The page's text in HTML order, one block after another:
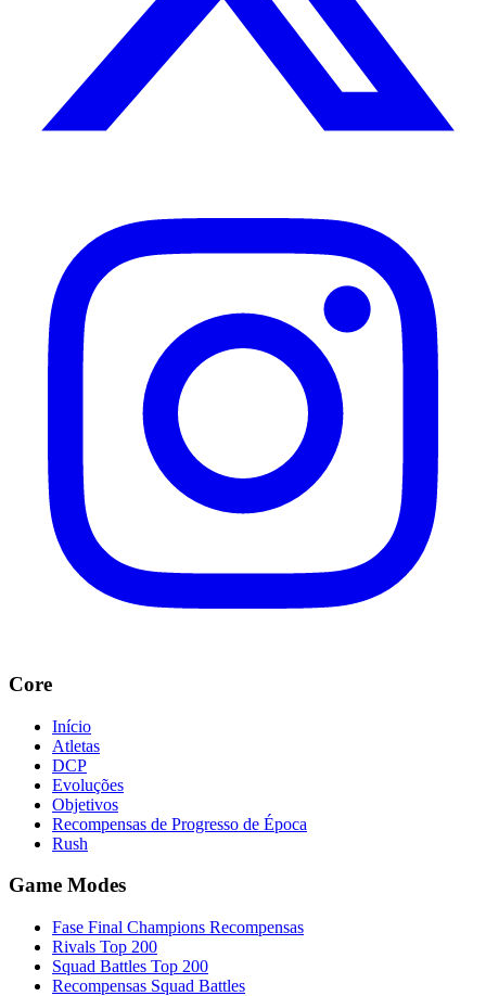
Core
Início
Atletas
DCP
Evoluções
Objetivos
Recompensas de Progresso de Época
Rush
Game Modes
Fase Final Champions Recompensas
Rivals Top 200
Squad Battles Top 200
Recompensas Squad Battles